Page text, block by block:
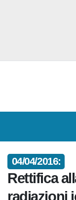
04/04/2016:
Rettifica